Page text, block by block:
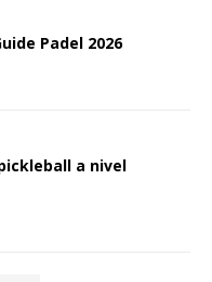
Padel 2026
a nivel